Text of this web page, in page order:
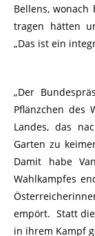
Bellens,
tragen hätten
„Das ist ein
„Der
Pflänzchen des
Landes, das
Garten zu
Damit habe
Wahlkampfes
empört. Statt
in ihrem Kampf